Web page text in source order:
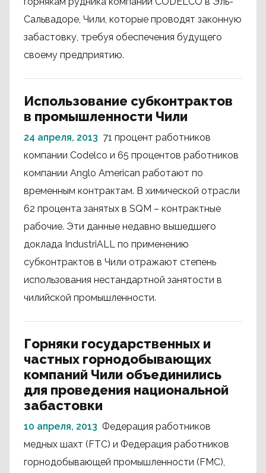
Сальвадоре, Чили, которые проводят законную
забастовку, требуя обеспечения будущего
своему предприятию.
Использование субконтрактов
в промышленности Чили
24 апреля, 2013 71 процент работников
компании Codelco и 65 процентов работников
компании Anglo American работают по
временным контрактам. В химической отрасли
62 процента занятых в SQM – контрактные
рабочие. Эти данные недавно вышедшего
доклада IndustriALL по применению
субконтрактов в Чили отражают степень
использования нестандартной занятости в
чилийской промышленности.
Горняки государственных и
частных горнодобывающих
компаний Чили объединились
для проведения национальной
забастовки
10 апреля, 2013 Федерация работников
медных шахт (FTC) и Федерация работников
горнодобывающей промышленности (FMC),